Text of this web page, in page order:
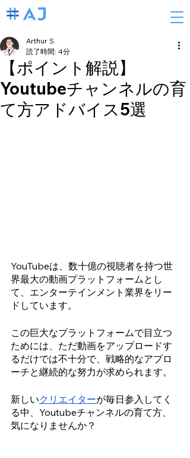
【ポイント解説】
Youtubeチャンネルの育
て方アドバイス5選
Arthur S.
読了時間: 4分
YouTubeは、数十億の視聴者を持つ世
界最大の動画プラットフォームとし
て、エンターテインメント業界をリー
ドしています。
この巨大なプラットフォームで目立つ
ためには、ただ動画をアップロードす
るだけでは不十分で、戦略的なアプロ
ーチと継続的な努力が求められます。
新しいクリエイターが毎日参入してく
る中、Youtubeチャンネルの育て方、
気になりませんか？